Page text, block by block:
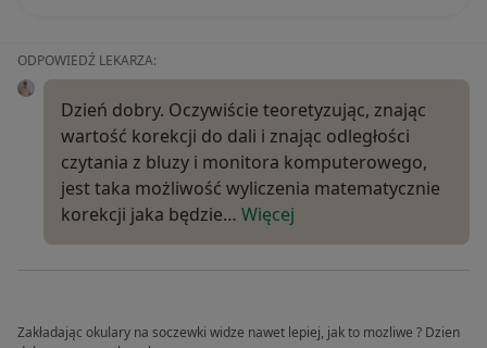
ODPOWIEDŹ LEKARZA:
Dzień dobry. Oczywiście teoretyzując, znając
wartość korekcji do dali i znając odległości
czytania z bluzy i monitora komputerowego,
jest taka możliwość wyliczenia matematycznie
korekcji jaka będzie… Więcej
Zakładając okulary na soczewki widze nawet lepiej, jak to mozliwe ? Dzien